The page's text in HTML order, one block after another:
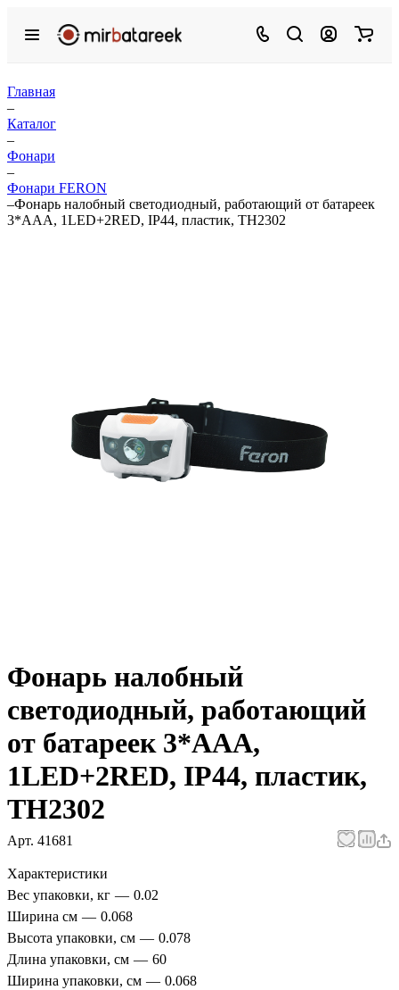
Главная
–
Каталог
–
Фонари
–
Фонари FERON
–Фонарь налобный светодиодный, работающий от батареек
3*AAA, 1LED+2RED, IP44, пластик, TH2302
Фонарь налобный
светодиодный, работающий
от батареек 3*AAA,
1LED+2RED, IP44, пластик,
TH2302
Арт. 41681
Характеристики
Вес упаковки, кг — 0.02
Ширина см — 0.068
Высота упаковки, см — 0.078
Длина упаковки, см — 60
Ширина упаковки, см — 0.068